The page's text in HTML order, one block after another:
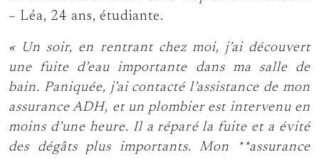
– Léa, 24 ans, étudiante.
« Un soir, en rentrant chez moi, j’ai découvert
une fuite d’eau importante dans ma salle de
bain. Paniquée, j’ai contacté l’assistance de mon
assurance ADH, et un plombier est intervenu en
moins d’une heure. Il a réparé la fuite et a évité
des dégâts plus importants. Mon **assurance